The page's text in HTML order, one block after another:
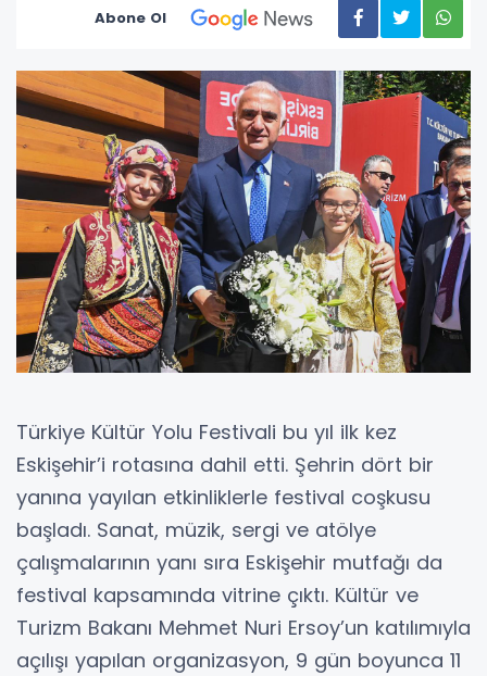
Abone Ol
Türkiye Kültür Yolu Festivali bu yıl ilk kez
Eskişehir’i rotasına dahil etti. Şehrin dört bir
yanına yayılan etkinliklerle festival coşkusu
başladı. Sanat, müzik, sergi ve atölye
çalışmalarının yanı sıra Eskişehir mutfağı da
festival kapsamında vitrine çıktı. Kültür ve
Turizm Bakanı Mehmet Nuri Ersoy’un katılımıyla
açılışı yapılan organizasyon, 9 gün boyunca 11